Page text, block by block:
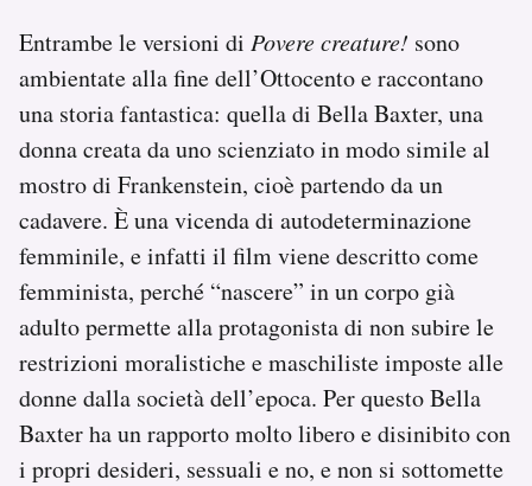
Entrambe le versioni di Povere creature! sono
ambientate alla fine dell’Ottocento e raccontano
una storia fantastica: quella di Bella Baxter, una
donna creata da uno scienziato in modo simile al
mostro di Frankenstein, cioè partendo da un
cadavere. È una vicenda di autodeterminazione
femminile, e infatti il film viene descritto come
femminista, perché “nascere” in un corpo già
adulto permette alla protagonista di non subire le
restrizioni moralistiche e maschiliste imposte alle
donne dalla società dell’epoca. Per questo Bella
Baxter ha un rapporto molto libero e disinibito con
i propri desideri, sessuali e no, e non si sottomette